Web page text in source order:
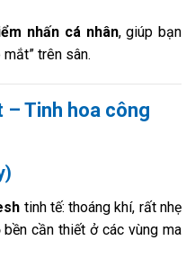
nhấn cá nhân, giúp bạn
trên sân.
– Tinh hoa công
tinh tế: thoáng khí, rất nhẹ
cần thiết ở các vùng ma